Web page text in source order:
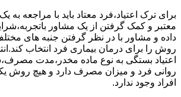
برای ترک اعتیاد،فرد معتاد باید با مراجعه به
معتبر و کمک گرفتن از یک مشاور
داده و مشاور با در نظر گرفتن جنبه های
روش را برای درمان بیماری فرد انتخاب
اعتیاد بستگی به نوع ماده مخدر،مدت
روانی فرد و میزان مصرف دارد و هیچ روش
افراد وجود ندارد.